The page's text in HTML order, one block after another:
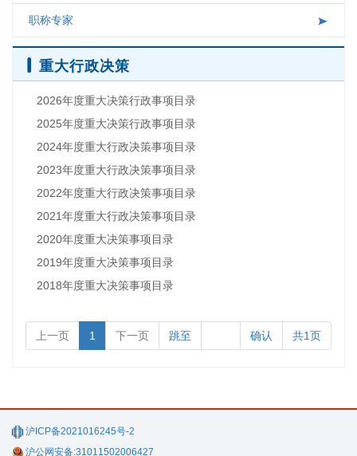
职称专家
重大行政决策
2026年度重大决策行政事项目录
2025年度重大决策行政事项目录
2024年度重大行政决策事项目录
2023年度重大行政决策事项目录
2022年度重大行政决策事项目录
2021年度重大行政决策事项目录
2020年度重大决策事项目录
2019年度重大决策事项目录
2018年度重大决策事项目录
上一页 1 下一页 跳至 确认 共1页
沪ICP备2021016245号-2
沪公网安备:31011502006427